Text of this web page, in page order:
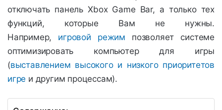
отключать панель Xbox Game Bar, а только тех
функций, которые Вам не нужны.
Например, игровой режим позволяет системе
оптимизировать компьютер для игры
(выставлением высокого и низкого приоритетов
игре и другим процессам).